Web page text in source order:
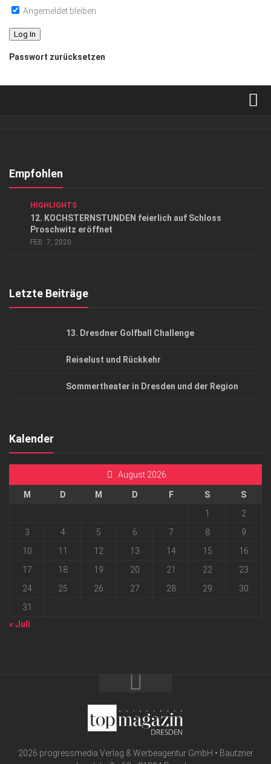
Angemeldet bleiben
Passwort zurücksetzen
Kontakt, Impressum
Top Gesundheitsforum Dresden / Ostsachsen
Empfohlen
HIGHLIGHTS
12. KOCHSTERNSTUNDEN feierlich auf Schloss
Proschwitz eröffnet
FEB. 7, 2020
Letzte Beiträge
13. Dresdner Golfball Challenge
Reiselust und Rückkehr
Sommertheater in Dresden und der Region
Kalender
August 2026
M D M D F S
S
1
2
3
4 5 6 7 8
9
10
11 12 13 14 15
16
17
18 19 20 21 22
23
24
25 26 27 28 29
30
31
« Juli
2026 progressmedia Verlag & Werbeagentur GmbH • Bautzner